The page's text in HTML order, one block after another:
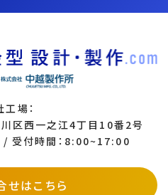
します。情報収集モジュール
的、第三者提供の有無につ
プライバシーポリシーをご確
イトでは、ユーザーの利用
Analyticsを利用していま
Google Analyticsのサイトを
工場：
区西一之江4丁目10番2号
受付時間：8:00~17:00
せはこちら